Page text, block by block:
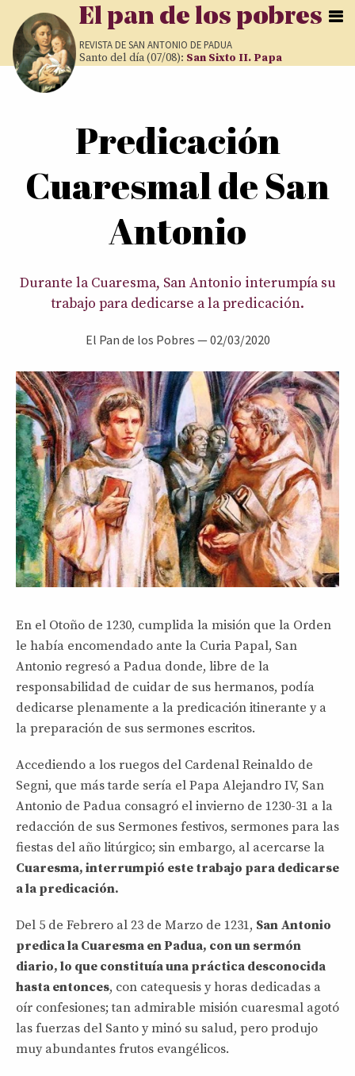
Pasar al contenido principal
El pan de los pobres
REVISTA DESAN ANTONIO DE PADUA
Santo del día (07/08): San Sixto II. Papa
Predicación
Cuaresmal de San
Antonio
Durante la Cuaresma, San Antonio interumpía su
trabajo para dedicarse a la predicación.
El Pan de los Pobres —02/03/2020
En el Otoño de 1230, cumplida la misión que la Orden
le había encomendado ante la Curia Papal, San
Antonio regresó a Padua donde, libre de la
responsabilidad de cuidar de sus hermanos, podía
dedicarse plenamente a la predicación itinerante y a
la preparación de sus sermones escritos.
Accediendo a los ruegos del Cardenal Reinaldo de
Segni, que más tarde sería el Papa Alejandro IV, San
Antonio de Padua consagró el invierno de 1230-31 a la
redacción de sus Sermones festivos, sermones para las
fiestas del año litúrgico; sin embargo, al acercarse la
Cuaresma, interrumpió este trabajo para dedicarse
a la predicación.
Del 5 de Febrero al 23 de Marzo de 1231, San Antonio
predica la Cuaresma en Padua, con un sermón
diario, lo que constituía una práctica desconocida
hasta entonces, con catequesis y horas dedicadas a
oír confesiones; tan admirable misión cuaresmal agotó
las fuerzas del Santo y minó su salud, pero produjo
muy abundantes frutos evangélicos.